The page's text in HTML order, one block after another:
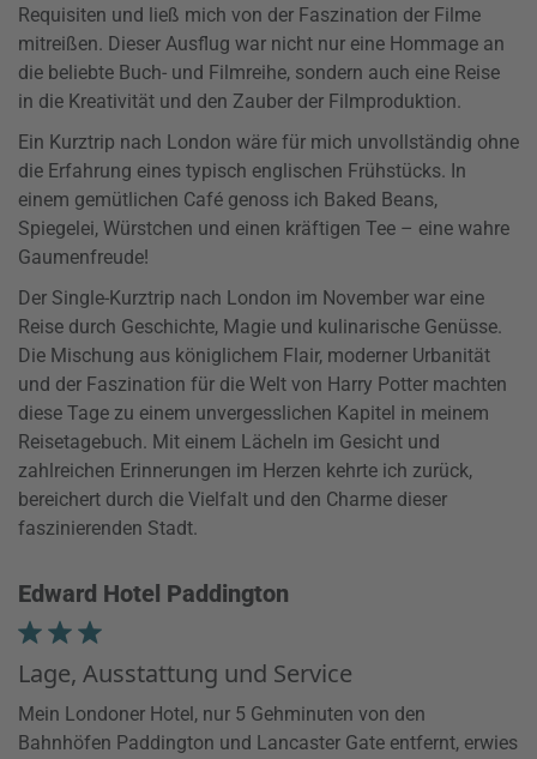
Requisiten und ließ mich von der Faszination der Filme
mitreißen. Dieser Ausflug war nicht nur eine Hommage an
die beliebte Buch- und Filmreihe, sondern auch eine Reise
in die Kreativität und den Zauber der Filmproduktion.
Ein Kurztrip nach London wäre für mich unvollständig ohne
die Erfahrung eines typisch englischen Frühstücks. In
einem gemütlichen Café genoss ich Baked Beans,
Spiegelei, Würstchen und einen kräftigen Tee – eine wahre
Gaumenfreude!
Der Single-Kurztrip nach London im November war eine
Reise durch Geschichte, Magie und kulinarische Genüsse.
Die Mischung aus königlichem Flair, moderner Urbanität
und der Faszination für die Welt von Harry Potter machten
diese Tage zu einem unvergesslichen Kapitel in meinem
Reisetagebuch. Mit einem Lächeln im Gesicht und
zahlreichen Erinnerungen im Herzen kehrte ich zurück,
bereichert durch die Vielfalt und den Charme dieser
faszinierenden Stadt.
Edward Hotel Paddington
Lage, Ausstattung und Service
Mein Londoner Hotel, nur 5 Gehminuten von den
Bahnhöfen Paddington und Lancaster Gate entfernt, erwies